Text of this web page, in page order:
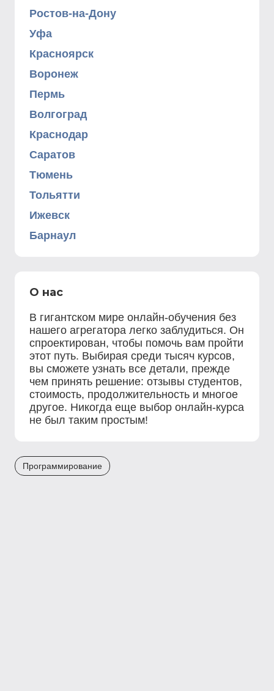
Ростов-на-Дону
Уфа
Красноярск
Воронеж
Пермь
Волгоград
Краснодар
Саратов
Тюмень
Тольятти
Ижевск
Барнаул
О нас
В гигантском мире онлайн-обучения без
нашего агрегатора легко заблудиться. Он
спроектирован, чтобы помочь вам пройти
этот путь. Выбирая среди тысяч курсов,
вы сможете узнать все детали, прежде
чем принять решение: отзывы студентов,
стоимость, продолжительность и многое
другое. Никогда еще выбор онлайн-курса
не был таким простым!
Программирование